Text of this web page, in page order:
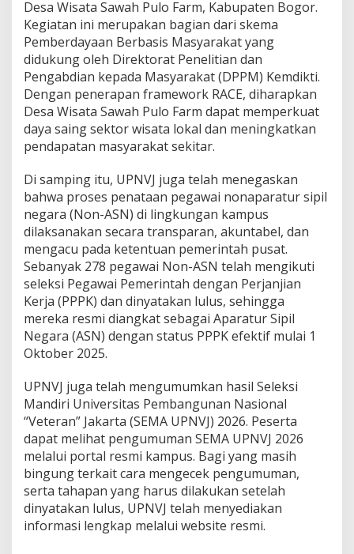
Desa Wisata Sawah Pulo Farm, Kabupaten Bogor.
Kegiatan ini merupakan bagian dari skema
Pemberdayaan Berbasis Masyarakat yang
didukung oleh Direktorat Penelitian dan
Pengabdian kepada Masyarakat (DPPM) Kemdikti.
Dengan penerapan framework RACE, diharapkan
Desa Wisata Sawah Pulo Farm dapat memperkuat
daya saing sektor wisata lokal dan meningkatkan
pendapatan masyarakat sekitar.
Di samping itu, UPNVJ juga telah menegaskan
bahwa proses penataan pegawai nonaparatur sipil
negara (Non-ASN) di lingkungan kampus
dilaksanakan secara transparan, akuntabel, dan
mengacu pada ketentuan pemerintah pusat.
Sebanyak 278 pegawai Non-ASN telah mengikuti
seleksi Pegawai Pemerintah dengan Perjanjian
Kerja (PPPK) dan dinyatakan lulus, sehingga
mereka resmi diangkat sebagai Aparatur Sipil
Negara (ASN) dengan status PPPK efektif mulai 1
Oktober 2025.
UPNVJ juga telah mengumumkan hasil Seleksi
Mandiri Universitas Pembangunan Nasional
“Veteran” Jakarta (SEMA UPNVJ) 2026. Peserta
dapat melihat pengumuman SEMA UPNVJ 2026
melalui portal resmi kampus. Bagi yang masih
bingung terkait cara mengecek pengumuman,
serta tahapan yang harus dilakukan setelah
dinyatakan lulus, UPNVJ telah menyediakan
informasi lengkap melalui website resmi.